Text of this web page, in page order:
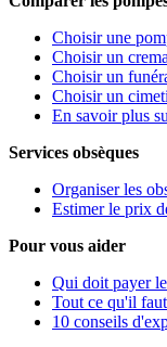
Choisir une
Choisir un
Choisir un
Choisir un
En savoir plus
Services obsèques
Organiser les
Estimer le prix
Pour vous aider
Qui doit payer
Tout ce qu'il
10 conseils